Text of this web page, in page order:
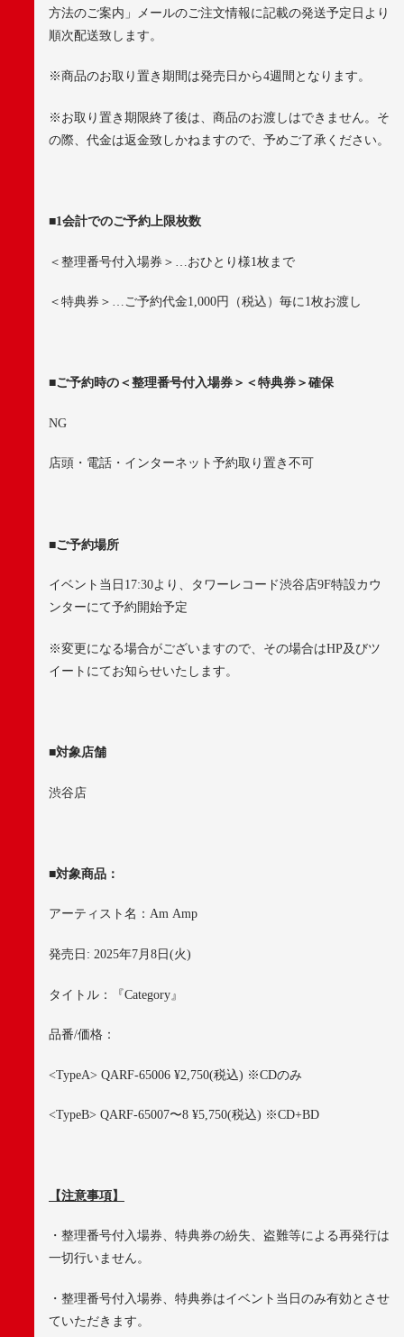
方法のご案内」メールのご注文情報に記載の発送予定日より
順次配送致します。
※商品のお取り置き期間は発売日から4週間となります。
※ お取り置き期限終了後は、商品のお渡しはできません。そ
の際、代金は返金致しかねますので、予めご了承ください。
■1 会計でのご予約上限枚数
＜整理番号付入場券＞…おひとり様1枚まで
＜特典券＞…ご予約代金1,000円（税込）毎に1枚お渡し
■ご予約時の＜整理番号付入場券＞＜特典券＞確保
NG
店頭・電話・インターネット予約取り置き不可
■ご予約場所
イベント当日 17:30より、タワーレコード渋谷店9F特設カウ
ンターにて予約開始予定
※変更になる場合がございますので、その場合はHP及びツ
イートにてお知らせいたします。
■対象店舗
渋谷店
■対象商品：
アーティスト名： Am Amp
発売日 : 2025年7月 8 日 (火)
タイトル：『Category 』
品番/価格：
<TypeA> QARF-65006 ¥2,750(税込) ※CDのみ
<TypeB> QARF-65007〜8 ¥5,750(税込) ※CD+BD
【注意事項】
・整理番号付入場券、特典券の紛失、盗難等による再発行は
一切行いません。
・整理番号付入場券、特典券はイベント当日のみ有効とさせ
ていただきます。